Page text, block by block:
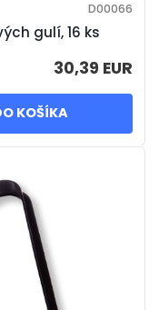
gulí, 16 ks
D00066
30,39 EUR